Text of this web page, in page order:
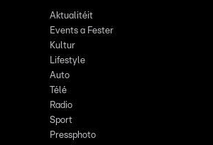
Aktualitéit
Events a Fester
Kultur
Lifestyle
Auto
Télé
Radio
Sport
Pressphoto